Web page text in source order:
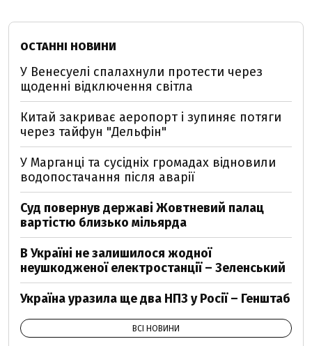
ОСТАННІ НОВИНИ
У Венесуелі спалахнули протести через
щоденні відключення світла
Китай закриває аеропорт і зупиняє потяги
через тайфун "Дельфін"
У Марганці та сусідніх громадах відновили
водопостачання після аварії
Суд повернув державі Жовтневий палац
вартістю близько мільярда
В Україні не залишилося жодної
неушкодженої електростанції – Зеленський
Україна уразила ще два НПЗ у Росії – Генштаб
ВСІ НОВИНИ